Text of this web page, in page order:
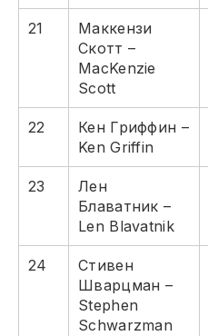
21
Маккензи
Скотт –
MacKenzie
Scott
22
Кен Гриффин –
Ken Griffin
23
Лен
Блаватник –
Len Blavatnik
24
Стивен
Шварцман –
Stephen
Schwarzman